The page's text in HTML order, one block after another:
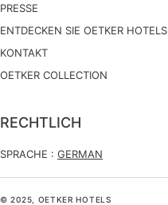
PRESSE
ENTDECKEN SIE OETKER HOTELS
KONTAKT
OETKER COLLECTION
RECHTLICH
SPRACHE : GERMAN
© 2025, OETKER HOTELS